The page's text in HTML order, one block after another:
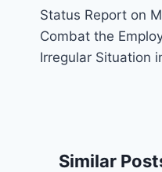
navigation
Status Report on
Combat the
Irregular Situation
Similar